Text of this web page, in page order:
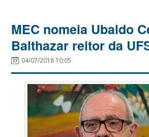
MEC nomeia Ubaldo
Balthazar reitor da
04/07/2018 10:05